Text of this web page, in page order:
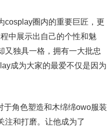
cosplay圈内的重要巨匠，更
中展示出自己的个性和魅
又独具一格，拥有一大批忠
成为大家的最爱不仅是因为
于角色塑造和木绵绵owo服装
注和打磨。让他成为了